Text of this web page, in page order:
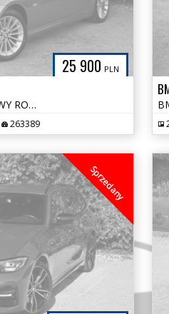
25 900 PLN
BMW 3 2.0d Navi Xenon NOWY ROZRZĄD Panorama Uchwyty Napoje Śliczna
263389
Sprzedany